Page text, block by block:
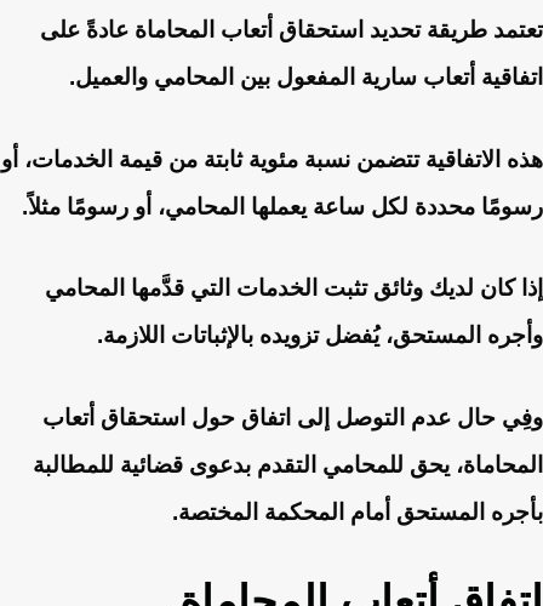
تعتمد طريقة تحديد استحقاق أتعاب المحاماة عادةً على
اتفاقية أتعاب سارية المفعول بين المحامي والعميل.
هذه الاتفاقية تتضمن نسبة مئوية ثابتة من قيمة الخدمات، أو
رسومًا محددة لكل ساعة يعملها المحامي، أو رسومًا مثلاً.
إذا كان لديك وثائق تثبت الخدمات التي قدَّمها المحامي
وأجره المستحق، يُفضل تزويده بالإثباتات اللازمة.
وفِي حال عدم التوصل إلى اتفاق حول استحقاق أتعاب
المحاماة، يحق للمحامي التقدم بدعوى قضائية للمطالبة
بأجره المستحق أمام المحكمة المختصة.